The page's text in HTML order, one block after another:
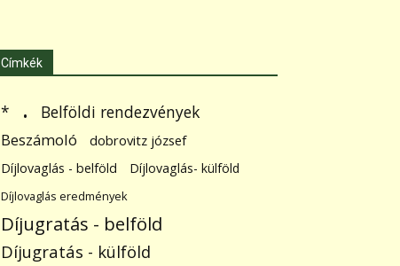
Címkék
* . Belföldi rendezvények
Beszámoló dobrovitz józsef
Díjlovaglás - belföld Díjlovaglás- külföld
Díjlovaglás eredmények
Díjugratás - belföld
Díjugratás - külföld